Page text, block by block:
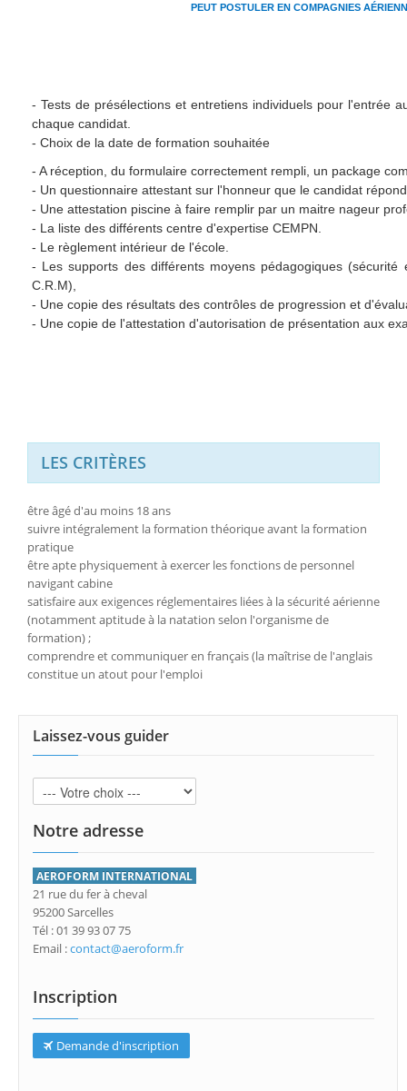
PEUT POSTULER EN COMPAGNIES
- Tests de présélections et entretiens individuels pour l'entrée
chaque candidat.
- Choix de la date de formation souhaitée
- A réception, du formulaire correctement rempli, un package
- Un questionnaire attestant sur l'honneur que le candidat
- Une attestation piscine à faire remplir par un maitre nageur
- La liste des différents centre d'expertise CEMPN.
- Le règlement intérieur de l'école.
- Les supports des différents moyens pédagogiques
C.R.M),
- Une copie des résultats des contrôles de progression et
- Une copie de l'attestation d'autorisation de présentation aux
LES CRITÈRES
être âgé d'au moins 18 ans
suivre intégralement la formation théorique avant la formation
pratique
être apte physiquement à exercer les fonctions de personnel
navigant cabine
satisfaire aux exigences réglementaires liées à la sécurité aérienne
(notamment aptitude à la natation selon l'organisme de
formation) ;
comprendre et communiquer en français (la maîtrise de l'anglais
constitue un atout pour l'emploi
Laissez-vous guider
Notre adresse
AEROFORM INTERNATIONAL
21 rue du fer à cheval
95200 Sarcelles
Tél : 01 39 93 07 75
Email :contact@aeroform.fr
Inscription
Demande d'inscription